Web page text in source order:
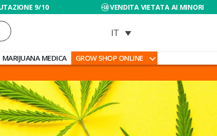
9/10 VENDITA VIETATA AI MINORI
MARIJUANA MEDICA GROW SHOP ONLINE